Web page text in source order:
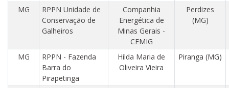
MG
RPPN Unidade de
Conservação de
Galheiros
Companhia
Energética de
Minas Gerais -
CEMIG
Perdizes
(MG)
MG
RPPN - Fazenda
Barra do
Pirapetinga
Hilda Maria de
Oliveira Vieira
Piranga (MG)